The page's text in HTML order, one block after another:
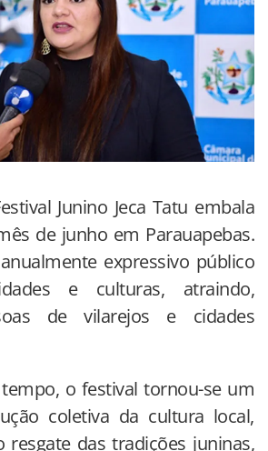
Junino Jeca Tatu embala
de junho em Parauapebas.
expressivo público
e culturas, atraindo,
de vilarejos e cidades
o festival tornou-se um
coletiva da cultura local,
resgate das tradições juninas,